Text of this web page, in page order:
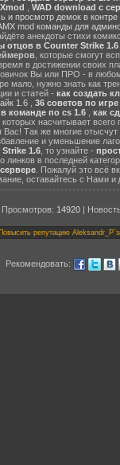
WAD download с
и просмотр демок в контре
mod команды для
анекдоты стихи
отцов в Counter Strike 1.6,
, которые смогут
в достижении своих
Вы или ПРО - в
мало, нужно знать как
и статей - как создать
1.6, 36 советов по игре
команде по cs 1.6, как
насчитывает всего
Так же многие отысчут
и уменьшение
1.6 , то узнайте -
в последней
. Пожалуй это всё
оставайтесь с Нами и
Просмотров: 14920 |
Рекомендовать: